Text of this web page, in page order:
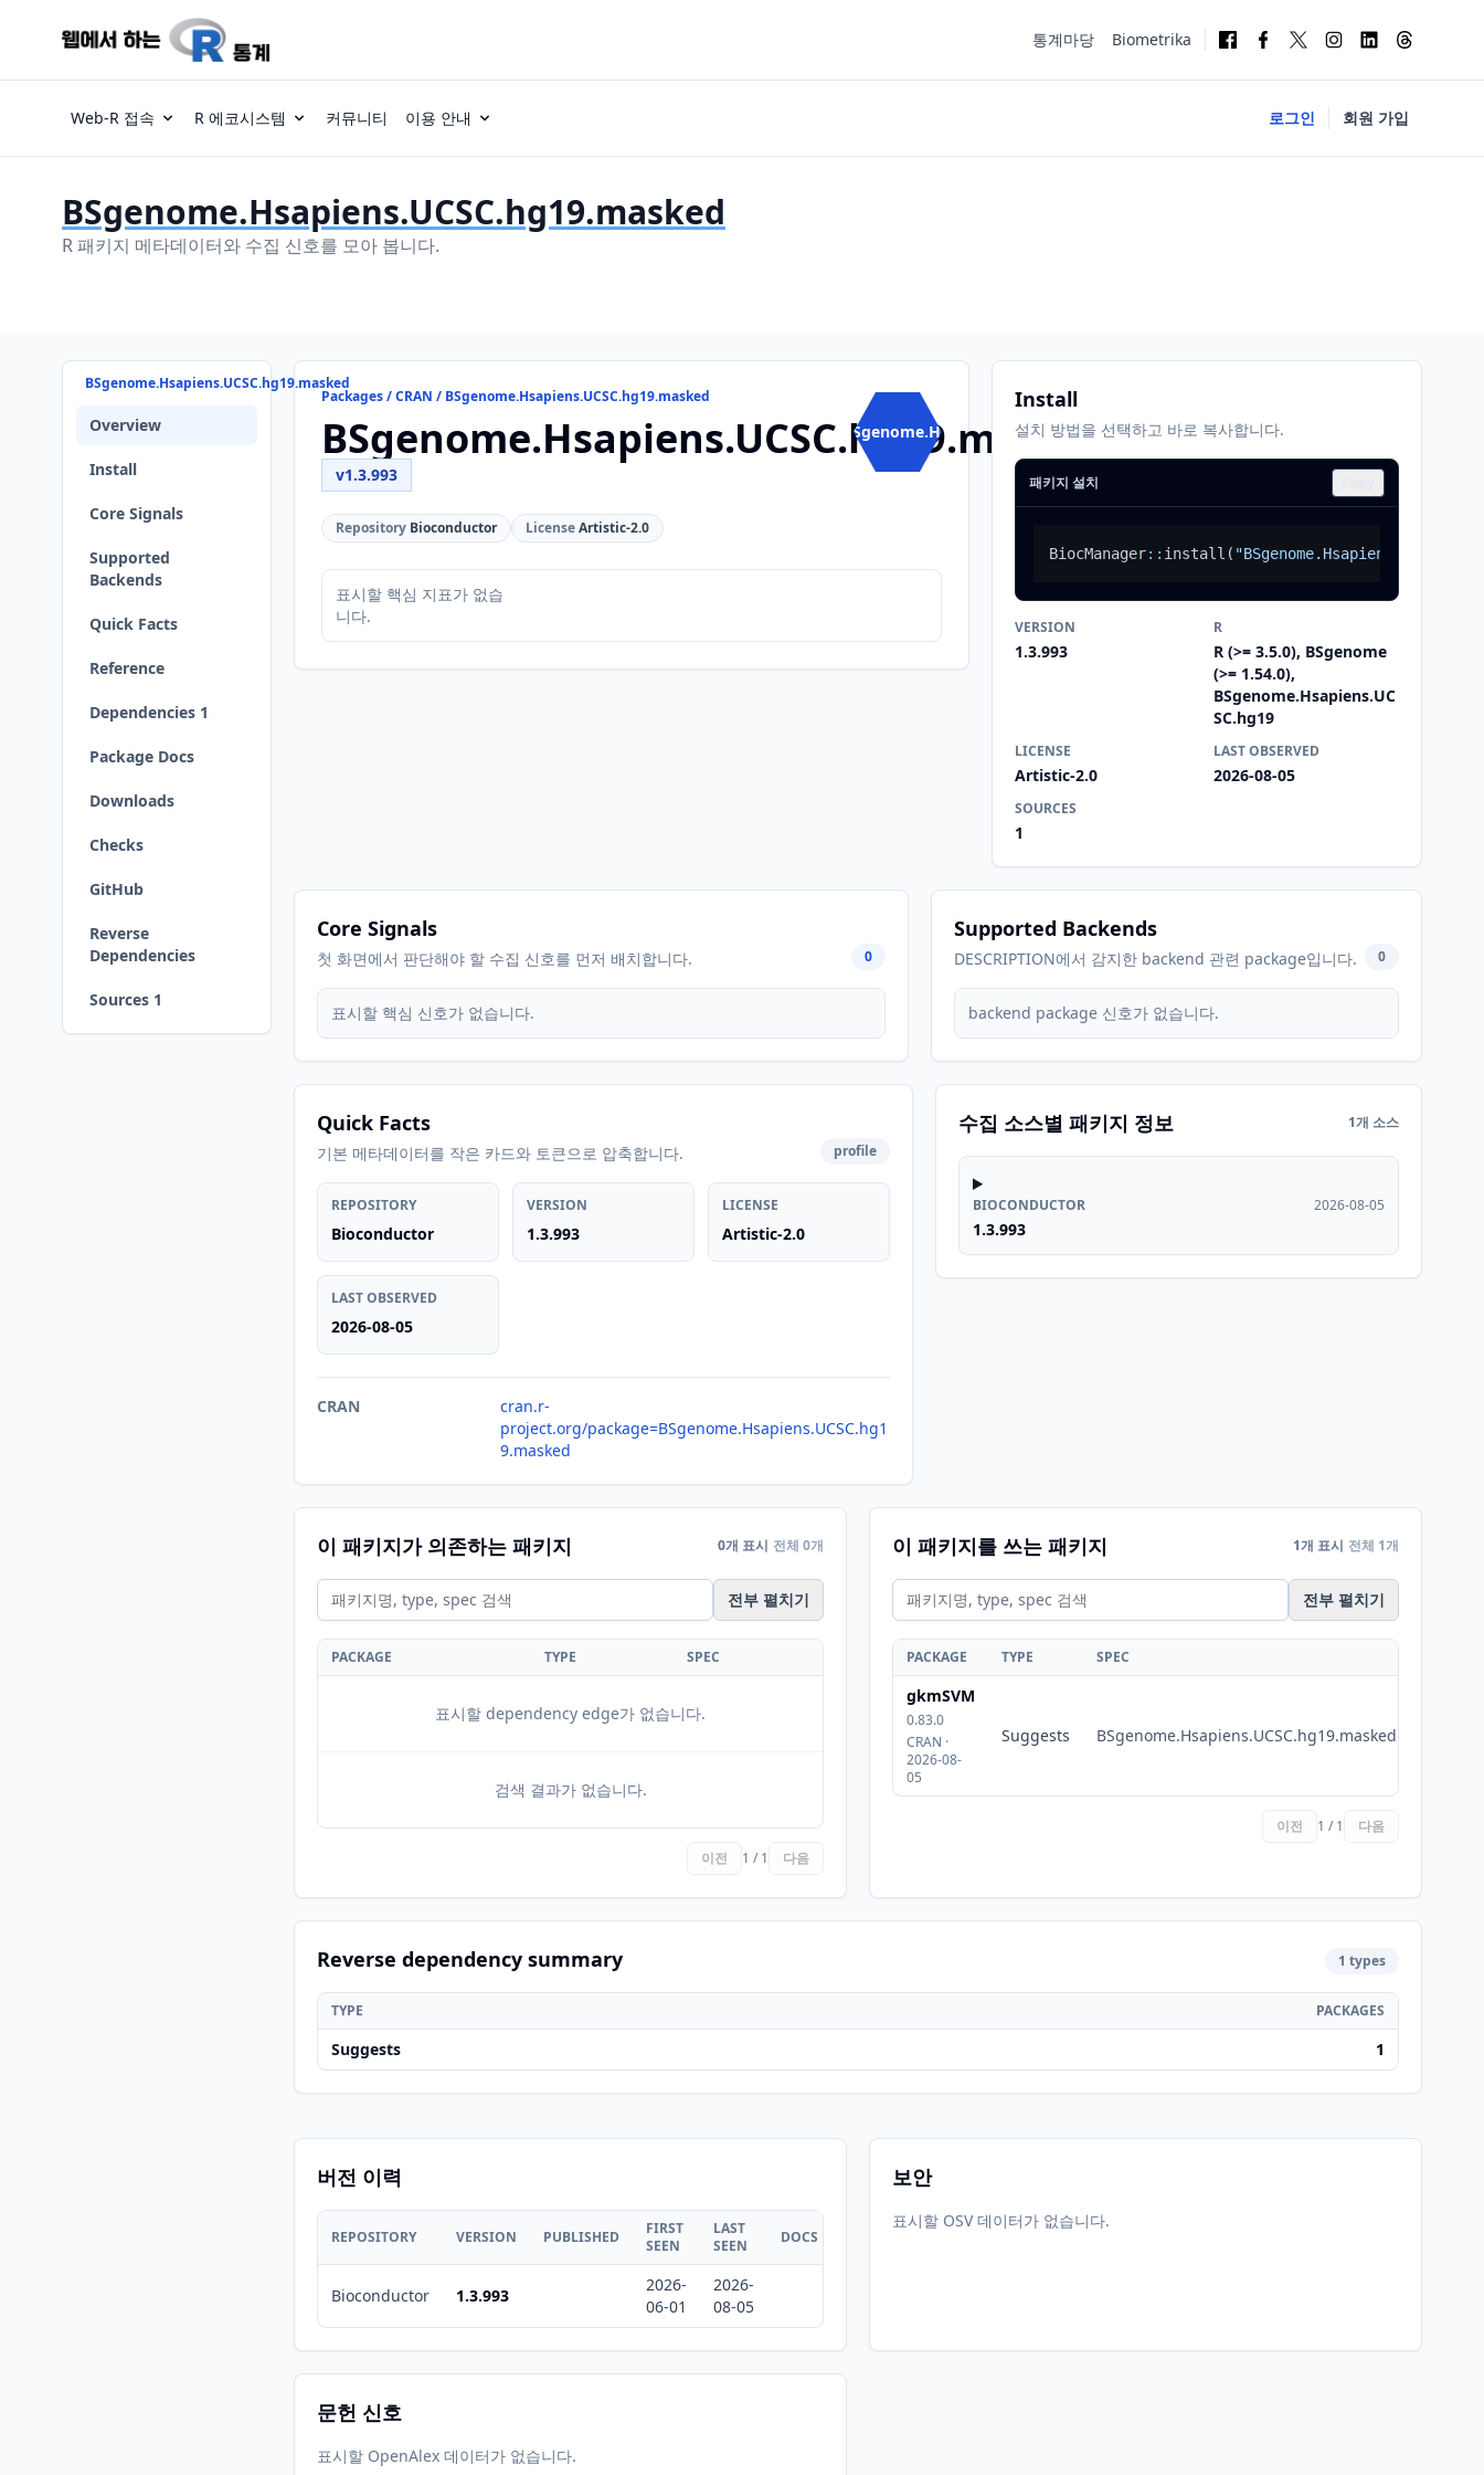
통계마당 Biometrika
Web-R 접속 R 에코시스템 커뮤니티 이용 안내 로그인 회원 가입
BSgenome.Hsapiens.UCSC.hg19.masked
R 패키지 메타데이터와 수집 신호를 모아 봅니다.
BSgenome.Hsapiens.UCSC.hg19.masked
Overview
Install
Core Signals
Supported
Backends
Quick Facts
Reference
Dependencies 1
Package Docs
Downloads
Checks
GitHub
Reverse
Dependencies
Sources 1
Packages / CRAN / BSgenome.Hsapiens.UCSC.hg19.masked
BSgenome.Hsapiens.UCSC.hg19.masked
v1.3.993
BSgenome.H...
Repository Bioconductor LicenseArtistic-2.0
표시할 핵심 지표가 없습
니다.
Install
설치 방법을 선택하고 바로 복사합니다.
패키지 설치
BiocManager:: install (
VERSION
1.3.993
R
R (>= 3.5.0), BSgenome
(>= 1.54.0),
BSgenome.Hsapiens.UC
SC.hg19
LICENSE
Artistic-2.0
LAST OBSERVED
2026-08-05
SOURCES
1
Core Signals
첫 화면에서 판단해야 할 수집 신호를 먼저 배치합니다. 0
표시할 핵심 신호가 없습니다.
Supported Backends
DESCRIPTION에서 감지한 backend 관련 package입니다. 0
backend package 신호가 없습니다.
Quick Facts
기본 메타데이터를 작은 카드와 토큰으로 압축합니다. profile
REPOSITORY
Bioconductor
VERSION
1.3.993
LICENSE
Artistic-2.0
LAST OBSERVED
2026-08-05
CRAN
cran.r-
project.org/package=BSgenome.Hsapiens.UCSC.hg1
9.masked
수집 소스별 패키지 정보 1개 소스
BIOCONDUCTOR
1.3.993
2026-08-05
이 패키지가 의존하는 패키지 0개 표시 전체 0개
전부 펼치기
PACKAGE TYPE SPEC
표시할 dependency edge가 없습니다.
검색 결과가 없습니다.
이전 1 / 1 다음
이 패키지를 쓰는 패키지 1개 표시 전체 1개
전부 펼치기
PACKAGE TYPE SPEC
gkmSVM
0.83.0
CRAN ·
2026-08-
05
Suggests BSgenome.Hsapiens.UCSC.hg19.masked
이전 1 / 1 다음
Reverse dependency summary 1 types
TYPE PACKAGES
Suggests 1
버전 이력
REPOSITORY VERSION PUBLISHED
FIRST
SEEN
LAST
SEEN
DOCS
Bioconductor 1.3.993
2026-
06-01
2026-
08-05
보안
표시할 OSV 데이터가 없습니다.
문헌 신호
표시할 OpenAlex 데이터가 없습니다.